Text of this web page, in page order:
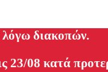
λόγω διακοπών.
23/08 κατά